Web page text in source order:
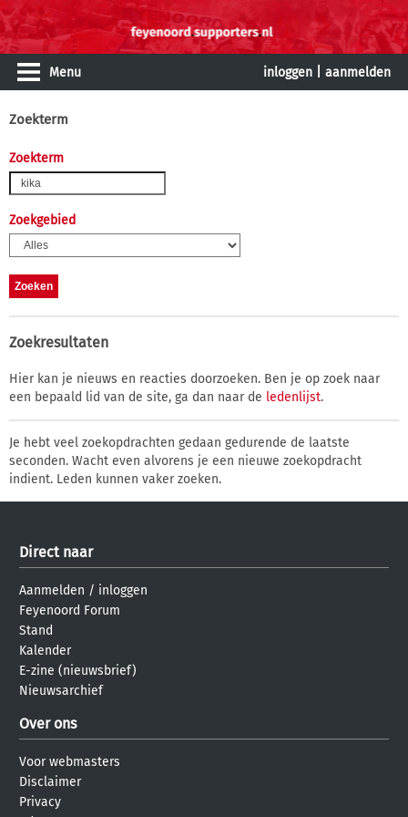
Menu inloggen aanmelden
Zoekterm
Zoekterm
Zoekgebied
Zoekresultaten
Hier kan je nieuws en reacties doorzoeken. Ben je op zoek naar
een bepaald lid van de site, ga dan naar de ledenlijst.
Je hebt veel zoekopdrachten gedaan gedurende de laatste
seconden. Wacht even alvorens je een nieuwe zoekopdracht
indient. Leden kunnen vaker zoeken.
Direct naar
Aanmelden / inloggen
Feyenoord Forum
Stand
Kalender
E-zine (nieuwsbrief)
Nieuwsarchief
Over ons
Voor webmasters
Disclaimer
Privacy